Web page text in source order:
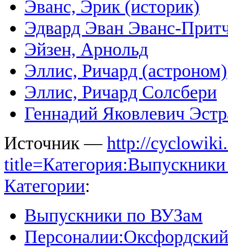
Эванс, Эрик (историк)
Эдвард Эван Эванс-
Эйзен, Арнольд
Эллис, Ричард (астроном)
Эллис, Ричард Солсбери
Геннадий Яковлевич
Источник — http://
Категории:
Выпускники по ВУЗам